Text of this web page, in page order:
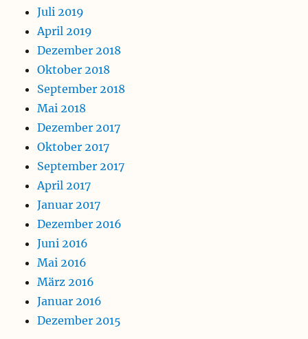
Juli 2019
April 2019
Dezember 2018
Oktober 2018
September 2018
Mai 2018
Dezember 2017
Oktober 2017
September 2017
April 2017
Januar 2017
Dezember 2016
Juni 2016
Mai 2016
März 2016
Januar 2016
Dezember 2015